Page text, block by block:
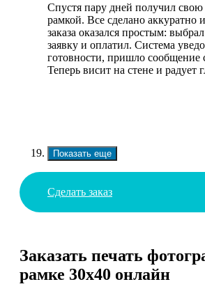
Спустя пару дней получил свою
рамкой. Все сделано аккуратно
заказа оказался простым:
заявку и оплатил. Система
готовности, пришло сообщение
Теперь висит на стене и радует
Показать еще
Сделать заказ
Заказать печать
рамке 30х40 онлайн